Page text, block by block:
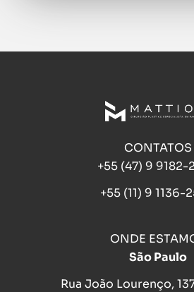
CONTATOS
+55 (47) 9 9182-
+55 (11) 9 1136-
ONDE
São Paulo
Rua João Lourenço,